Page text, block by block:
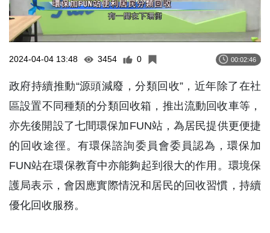
2024-04-04 13:48 3454 0 00:02:46
政府持續推動“源頭減廢，分類回收”，近年除了在社
區設置不同種類的分類回收箱，推出流動回收車等，
亦先後開設了七間環保加FUN站，為居民提供更便捷
的回收途徑。有環保諮詢委員會委員認為，環保加
FUN站在環保教育中亦能夠起到很大的作用。環境保
護局表示，會因應實際情況和居民的回收習慣，持續
優化回收服務。